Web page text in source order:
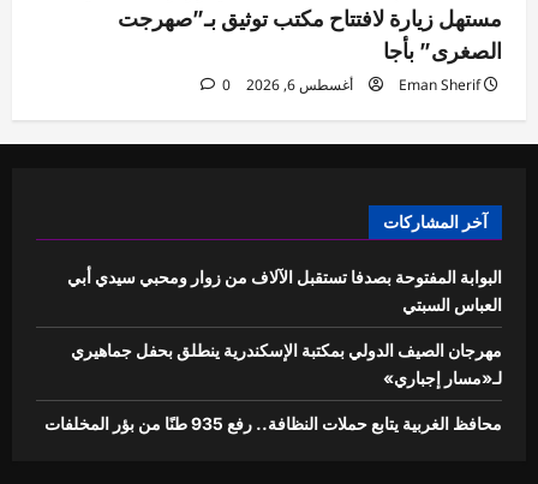
مستهل زيارة لافتتاح مكتب توثيق بـ”صهرجت
الصغرى” بأجا
Eman Sherif أغسطس 6, 2026 0
آخر المشاركات
البوابة المفتوحة بصدفا تستقبل الآلاف من زوار ومحبي سيدي أبي
العباس السبتي
مهرجان الصيف الدولي بمكتبة الإسكندرية ينطلق بحفل جماهيري
لـ«مسار إجباري»
محافظ الغربية يتابع حملات النظافة.. رفع 935 طنًا من بؤر المخلفات